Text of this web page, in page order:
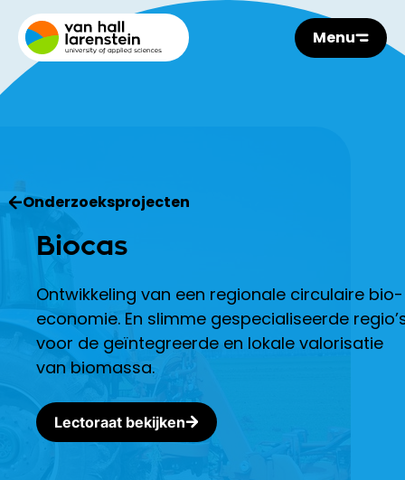
Menu
Onderzoeksprojecten
Biocas
Ontwikkeling van een regionale circulaire bio-
economie. En slimme gespecialiseerde
voor de geïntegreerde en lokale valorisatie
van biomassa.
Lectoraat bekijken